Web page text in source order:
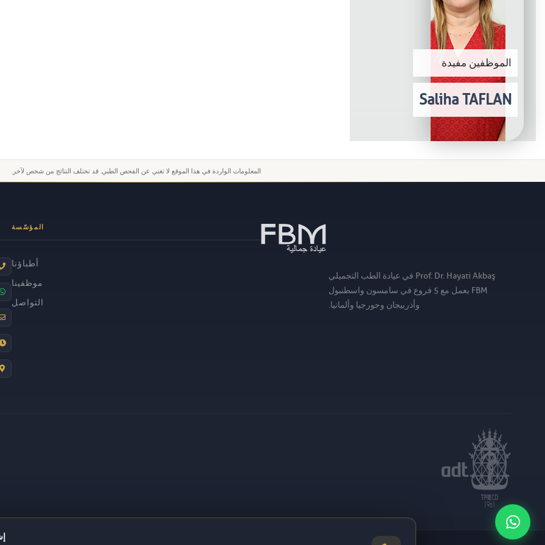
الموظفين مفيدة
Saliha TAFLAN
المعلومات الواردة في هذا الموقع لا تغني عن الفحص الطبي. قد تختلف النتائج من شخص لآخر.
Prof. Dr. Hayati Akbaş في عيادة الطب التجميلي
FBM يعمل مع 5 فروع في سامسون واسطنبول
وأذربيجان وجورجيا وألمانيا.
المؤسّسة
أطباؤنا
موظفينا
التواصل